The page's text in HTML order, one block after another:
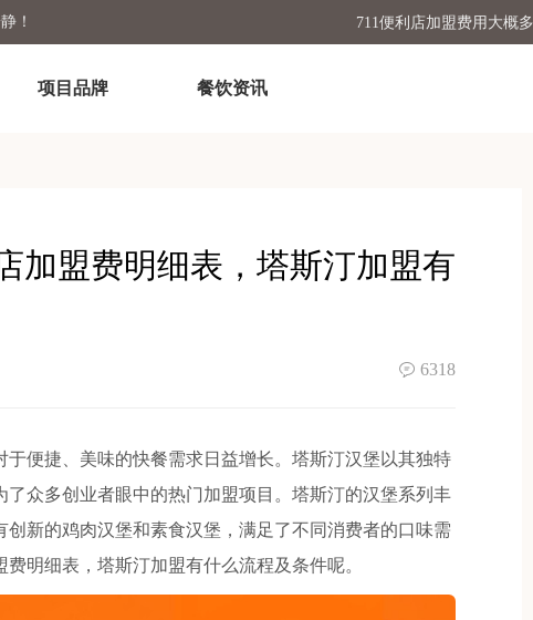
！
项目品牌 餐饮资讯
加盟费明细表，塔斯汀加盟有
6318
便捷、美味的快餐需求日益增长。塔斯汀汉堡以其独特
众多创业者眼中的热门加盟项目。塔斯汀的汉堡系列丰
新的鸡肉汉堡和素食汉堡，满足了不同消费者的口味需
明细表，塔斯汀加盟有什么流程及条件呢。